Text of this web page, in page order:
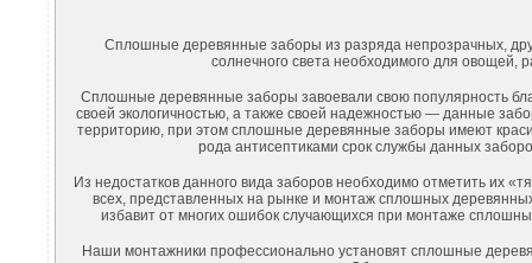
Сплошные деревянные заборы из разряда непрозрачных,
солнечного света необходимого для овощей,
Сплошные деревянные заборы завоевали свою популярность
своей экологичностью, а также своей надежностью — данные
территорию, при этом сплошные деревянные заборы имеют
рода антисептиками срок службы данных
Из недостатков данного вида заборов необходимо отметить их
всех, представленных на рынке и монтаж сплошных
избавит от многих ошибок случающихся при монтаже
Наши монтажники профессионально установят сплошные